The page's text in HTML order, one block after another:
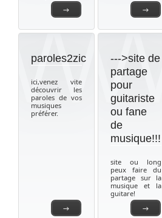
→
→
→
paroles2zic
ici,venez vite
découvrir les
paroles de vos
musiques
préférer.
→
--->site de
partage
pour
guitariste
ou fane
de
musique!!!
site ou long
peux faire du
partage sur la
musique et la
guitare!